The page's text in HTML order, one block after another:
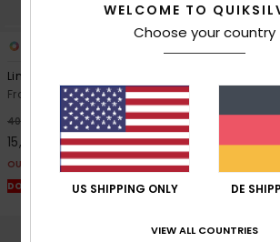
Lima Check
Frauen Weiss Bikini-Tanktop
40,00 € 63%
15,00 €
OUTLET
DOPPELTER RABATT EXTRA 25 %
Frauen
WELCOME TO
Choose your country
US SHIPPING ONLY DE
VIEW ALL COUNTRIES